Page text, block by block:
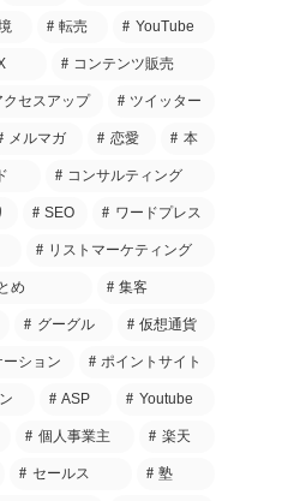
転売 YouTube
コンテンツ販売
クセスアップ ツイッター
メルマガ 恋愛 本
コンサルティング
SEO ワードプレス
リストマーケティング
め 集客
グーグル 仮想通貨
ション ポイントサイト
ASP Youtube
個人事業主 楽天
セールス 塾